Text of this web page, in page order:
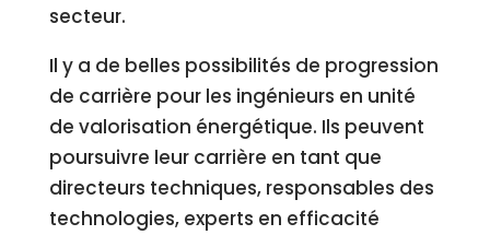
secteur.
Il y a de belles possibilités de progression
de carrière pour les ingénieurs en unité
de valorisation énergétique. Ils peuvent
poursuivre leur carrière en tant que
directeurs techniques, responsables des
technologies, experts en efficacité